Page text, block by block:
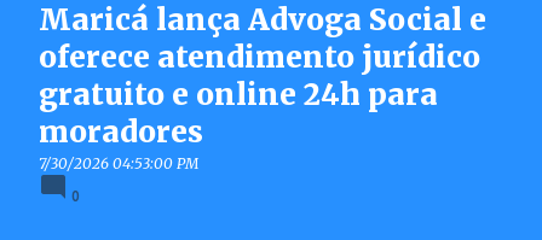
Maricá lança Advoga Social e
oferece atendimento jurídico
gratuito e online 24h para
moradores
7/30/2026 04:53:00 PM
0